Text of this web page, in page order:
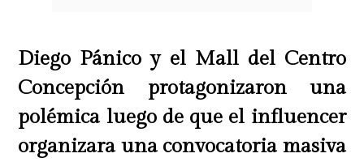
Diego Pánico y el Mall del Centro
Concepción protagonizaron una
polémica luego de que el influencer
organizara una convocatoria masiva